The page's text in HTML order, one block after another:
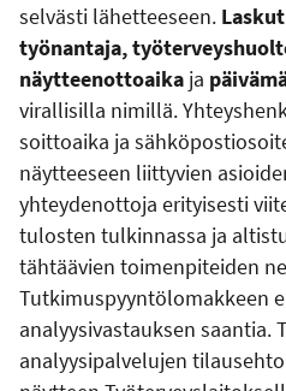
selvästi lähetteeseen.
työnantaja,
näytteenottoaika ja
virallisilla nimillä.
soittoaika ja
näytteeseen liittyvien
yhteydenottoja erityisesti
tulosten tulkinnassa ja
tähtäävien toimenpiteiden
Tutkimuspyyntölomakkeen
analyysivastauksen saantia.
analyysipalvelujen